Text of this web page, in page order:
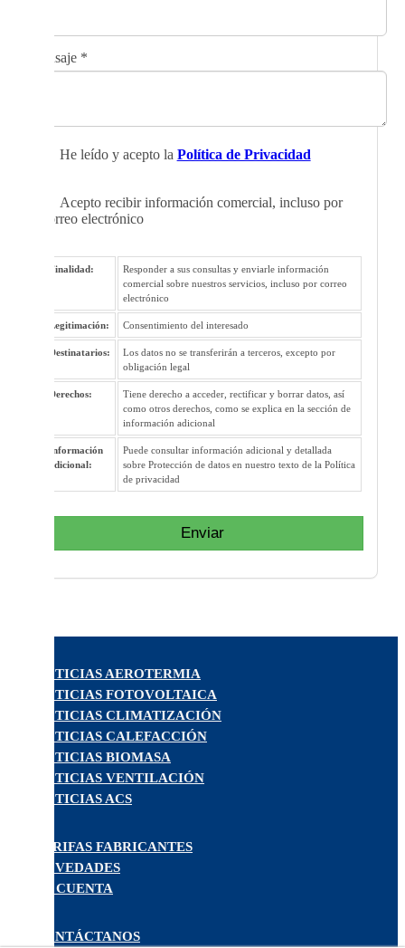
Mensaje *
He leído y acepto la Política de Privacidad
Acepto recibir información comercial, incluso por
correo electrónico
Finalidad:
Responder a sus consultas y enviarle información
comercial sobre nuestros servicios, incluso por correo
electrónico
Legitimación: Consentimiento del interesado
Destinatarios:
Los datos no se transferirán a terceros, excepto por
obligación legal
Derechos:
Tiene derecho a acceder, rectificar y borrar datos, así
como otros derechos, como se explica en la sección de
información adicional
Información
adicional:
Puede consultar información adicional y detallada
sobre Protección de datos en nuestro texto de la Política
de privacidad
Enviar
NOTICIAS AEROTERMIA
NOTICIAS FOTOVOLTAICA
NOTICIAS CLIMATIZACIÓN
NOTICIAS CALEFACCIÓN
NOTICIAS BIOMASA
NOTICIAS VENTILACIÓN
NOTICIAS ACS
TARIFAS FABRICANTES
NOVEDADES
MI CUENTA
CONTÁCTANOS